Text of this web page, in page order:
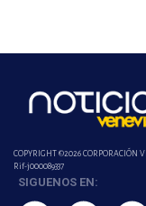
COPYRIGHT ©2026 CORPORACIÓN
Rif-j000089337
SIGUENOS EN: